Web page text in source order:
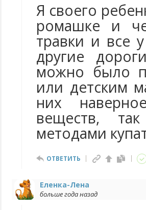
Я своего
ромашке и
травки и все
другие
можно было
или детским
них
веществ,
методами
ОТВЕТИТЬ
Еленка-Лена
больше года назад